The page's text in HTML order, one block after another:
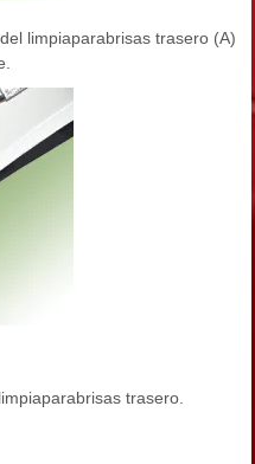
limpiaparabrisas trasero (A)
trasero.